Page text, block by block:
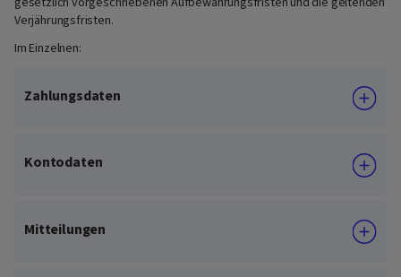
Verjährungsfristen.
Im Einzelnen:
Zahlungsdaten
Kontodaten
Mitteilungen